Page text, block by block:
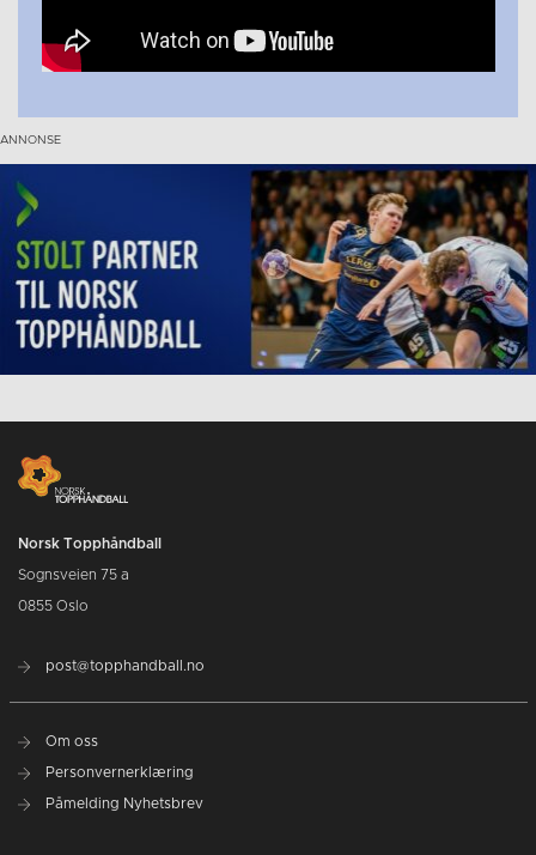
Norsk Topphåndball
Sognsveien 75 a
0855 Oslo
post@topphandball.no
Om oss
Personvernerklæring
Påmelding Nyhetsbrev